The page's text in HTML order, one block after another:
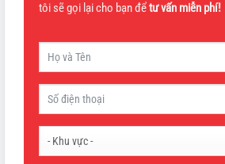
tôi sẽ gọi lại cho bạn đểtư vấn miễn phí!